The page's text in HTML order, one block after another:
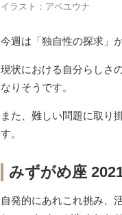
イラスト：アベユウナ
今週は「独自性の探求」
現状における自分らしさ
なりそうです。
また、難しい問題に取り
す。
みずがめ座
自発的にあれこれ挑み、